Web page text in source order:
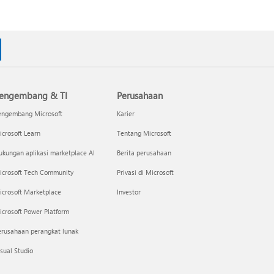
& TI
Microsoft
Learn
aplikasi marketplace AI
Tech Community
Marketplace
Power Platform
perangkat lunak
Studio
Perusahaan
Karier
Tentang Microsoft
Berita perusahaan
Privasi di Microsoft
Investor